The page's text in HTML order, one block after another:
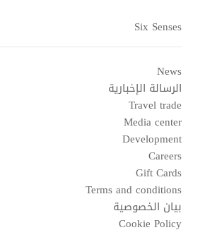
Six Senses
News
الرسالة الإخبارية
Travel trade
Media center
Development
Careers
Gift Cards
Terms and conditions
بيان الخصوصية
Cookie Policy